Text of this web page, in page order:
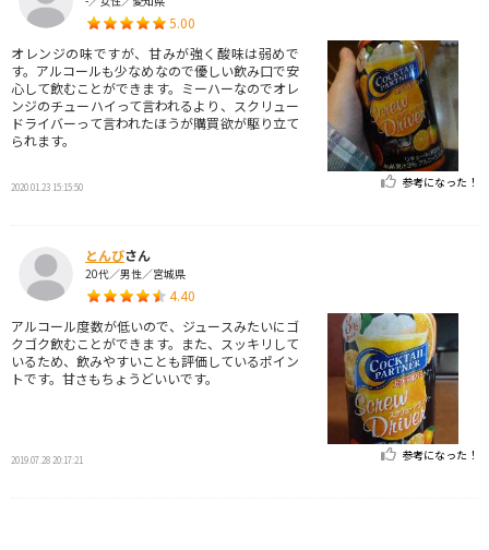
5.00
オレンジの味ですが、甘みが強く酸味は弱めで
す。アルコールも少なめなので優しい飲み口で安
心して飲むことができます。ミーハーなのでオレ
ンジのチューハイって言われるより、スクリュー
ドライバーって言われたほうが購買欲が駆り立て
られます。
2020.01.23 15:15:50 参考になった！
とんびさん
20代／男性／宮城県
4.40
アルコール度数が低いので、ジュースみたいにゴ
クゴク飲むことができます。また、スッキリして
いるため、飲みやすいことも評価しているポイン
トです。甘さもちょうどいいです。
2019.07.28 20:17:21 参考になった！